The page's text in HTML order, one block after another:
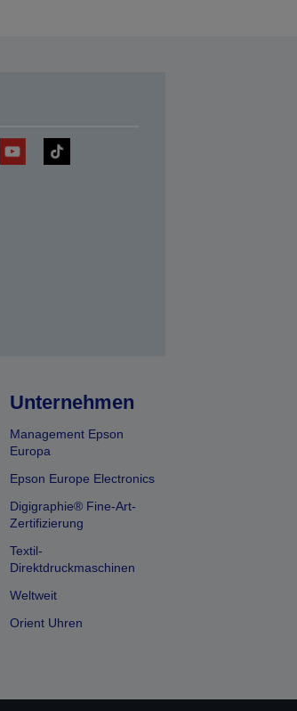
Unternehmen
Management Epson
Europa
Epson Europe Electronics
Digigraphie® Fine-Art-
Zertifizierung
Textil-
Direktdruckmaschinen
Weltweit
Orient Uhren